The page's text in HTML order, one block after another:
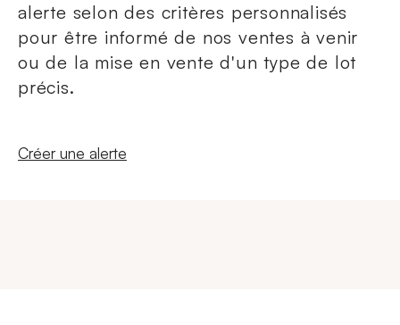
alerte selon des critères personnalisés
pour être informé de nos ventes à venir
ou de la mise en vente d'un type de lot
précis.
Nouvelle fenêtre
Créer une alerte